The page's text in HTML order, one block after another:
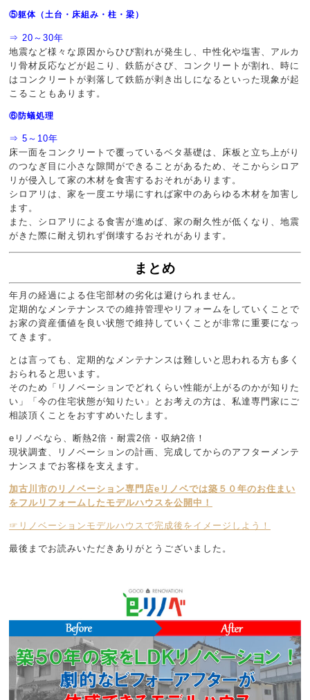
⑤躯体（土台・床組み・柱・梁）
⇒ 20～30年
地震など様々な原因からひび割れが発生し、中性化や塩害、アルカ
リ骨材反応などが起こり、鉄筋がさび、コンクリートが割れ、時に
はコンクリートが剥落して鉄筋が剥き出しになるといった現象が起
こることもあります。
⑥防蟻処理
⇒ 5～10年
床一面をコンクリートで覆っているベタ基礎は、床板と立ち上がり
のつなぎ目に小さな隙間ができることがあるため、そこからシロア
リが侵入して家の木材を食害するおそれがあります。
シロアリは、家を一度エサ場にすれば家中のあらゆる木材を加害し
ます。
また、シロアリによる食害が進めば、家の耐久性が低くなり、地震
がきた際に耐え切れず倒壊するおそれがあります。
まとめ
年月の経過による住宅部材の劣化は避けられません。
定期的なメンテナンスでの維持管理やリフォームをしていくことで
お家の資産価値を良い状態で維持していくことが非常に重要になっ
てきます。
とは言っても、定期的なメンテナンスは難しいと思われる方も多く
おられると思います。
そのため「リノベーションでどれくらい性能が上がるのかが知りた
い」「今の住宅状態が知りたい」とお考えの方は、私達専門家にご
相談頂くことをおすすめいたします。
eリノベなら、断熱2倍・耐震2倍・収納2倍！
現状調査、リノベーションの計画、完成してからのアフターメンテ
ナンスまでお客様を支えます。
加古川市のリノベーション専門店eリノベでは築５０年のお住まい
をフルリフォームしたモデルハウスを公開中！
☞リノベーションモデルハウスで完成後をイメージしよう！
最後までお読みいただきありがとうございました。